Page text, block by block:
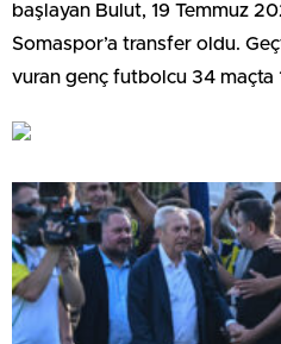
başlayan Bulut, 19 Temmuz
Somaspor’a transfer oldu.
vuran genç futbolcu 34 maçta